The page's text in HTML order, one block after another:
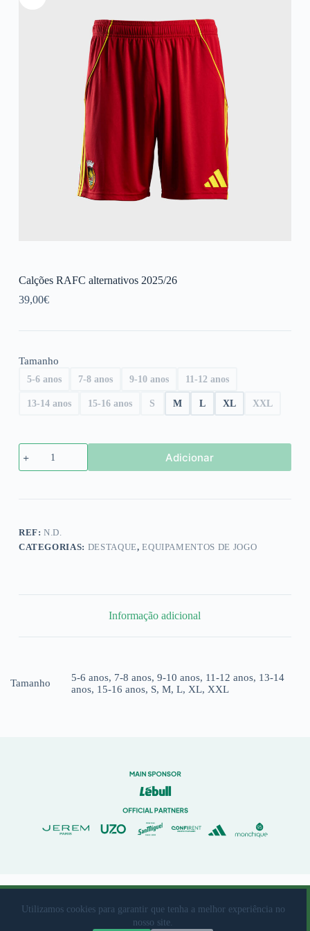
Utilizamos cookies para garantir que tenha a melhor experiência no
nosso site.
Calções RAFC alternativos 2025/26
39,00€
Tamanho
5-6 anos 7-8 anos 9-10 anos 11-12 anos
13-14 anos 15-16 anos S M L XL XXL
Quantidade
de
Calções
Adicionar
REF:N.D.
CATEGORIAS: DESTAQUE,EQUIPAMENTOS DE JOGO
Informação adicional
Tamanho
5-6 anos, 7-8 anos, 9-10 anos, 11-12 anos, 13-14
anos, 15-16 anos, S, M, L, XL, XXL
© 2023 Rio Ave Futebol Clube Desenvolvido porbrandit